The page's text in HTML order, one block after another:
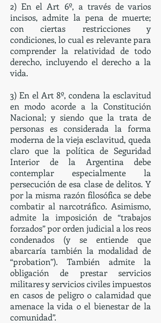
2) En el Art 6º, a través de varios
incisos, admite la pena de muerte;
con ciertas restricciones y
condiciones, lo cual es relevante para
comprender la relatividad de todo
derecho, incluyendo el derecho a la
vida.
3) En el Art 8º, condena la esclavitud
en modo acorde a la Constitución
Nacional; y siendo que la trata de
personas es considerada la forma
moderna de la vieja esclavitud, queda
claro que la política de Seguridad
Interior de la Argentina debe
contemplar especialmente la
persecución de esa clase de delitos. Y
por la misma razón filosófica se debe
combatir al narcotráfico. Asimismo,
admite la imposición de “trabajos
forzados” por orden judicial a los reos
condenados (y se entiende que
abarcaría también la modalidad de
“probation”). También admite la
obligación de prestar servicios
militares y servicios civiles impuestos
en casos de peligro o calamidad que
amenace la vida o el bienestar de la
comunidad”.